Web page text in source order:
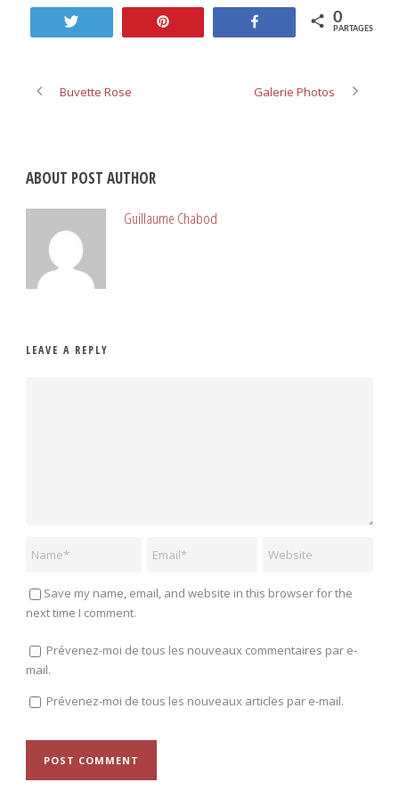
Twitter(ouvre
dans
une
nouvelle
Facebook(ouvre
nouvelle
Partagez 0
PARTAGES
Buvette Rose Galerie Photos
ABOUT POST AUTHOR
Guillaume Chabod
LEAVE A REPLY
Save my name, email, and website in this browser for the
next time I comment.
Prévenez-moi de tous les nouveaux commentaires par e-
mail.
Prévenez-moi de tous les nouveaux articles par e-mail.